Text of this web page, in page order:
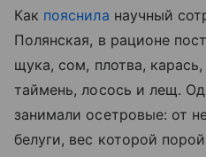
Как пояснила научный
Полянская, в рационе
щука, сом, плотва, карась,
таймень, лосось и лещ.
занимали осетровые: от
белуги, вес которой